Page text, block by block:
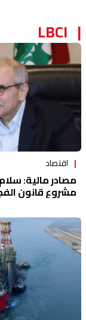
LBCI
اقتصاد
مصادر مالية:
مشروع قانون الفجوة